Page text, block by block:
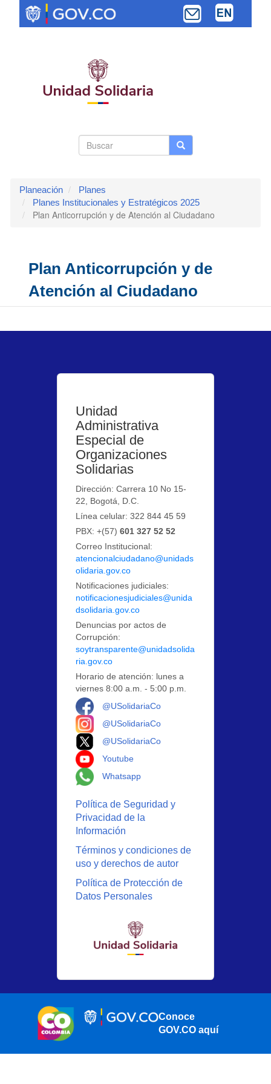
contenido
Buscar Buscar
Planeación
Planes
Planes Institucionales y Estratégicos 2025
Plan Anticorrupción y de Atención al Ciudadano
Plan Anticorrupción y de
Atención al Ciudadano
Unidad
Administrativa
Especial de
Organizaciones
Solidarias
Dirección: Carrera 10 No 15-
22, Bogotá, D.C.
Línea celular: 322 844 45 59
PBX: +(57)601 327 52 52
Correo Institucional:
atencionalciudadano@unidads
olidaria.gov.co
Notificaciones judiciales:
notificacionesjudiciales@unida
dsolidaria.gov.co
Denuncias por actos de
Corrupción:
soytransparente@unidadsolida
ria.gov.co
Horario de atención: lunes a
viernes 8:00 a.m. - 5:00 p.m.
@USolidariaCo
@USolidariaCo
@USolidariaCo
Youtube
Whatsapp
Política de Seguridad y
Privacidad de la
Información
Términos y condiciones de
uso y derechos de autor
Política de Protección de
Datos Personales
Conoce
GOV.CO aquí